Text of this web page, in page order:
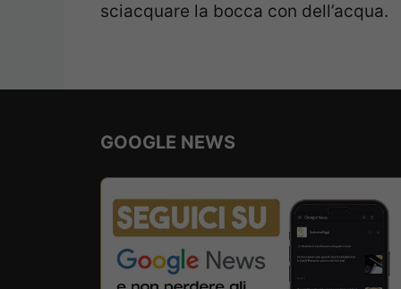
sciacquare la bocca con dell’acqua.
GOOGLE NEWS